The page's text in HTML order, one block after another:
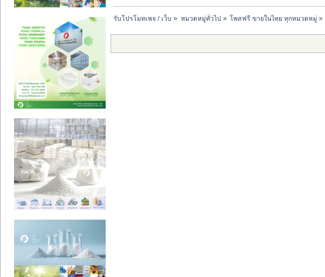
รับโปรโมทเพจ / เว็บ » หมวดหมู่ทั่วไป » โพสฟรี ขายในไทย ทุกหมวดหมู่»